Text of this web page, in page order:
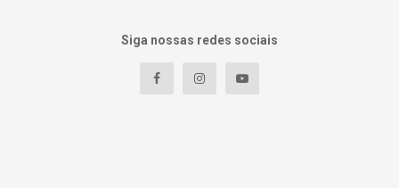
Siga nossas redes sociais